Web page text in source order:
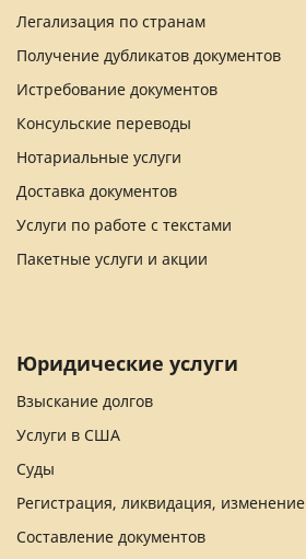
Легализация по странам
Получение дубликатов документов
Истребование документов
Консульские переводы
Нотариальные услуги
Доставка документов
Услуги по работе с текстами
Пакетные услуги и акции
Юридические услуги
Взыскание долгов
Услуги в США
Суды
Регистрация, ликвидация, изменение
Составление документов